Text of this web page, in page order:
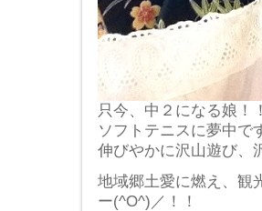
只今、中２になる娘！！
ソフトテニスに夢中で
伸びやかに沢山遊び、
地域郷土愛に燃え、観
ー(^O^)／！！